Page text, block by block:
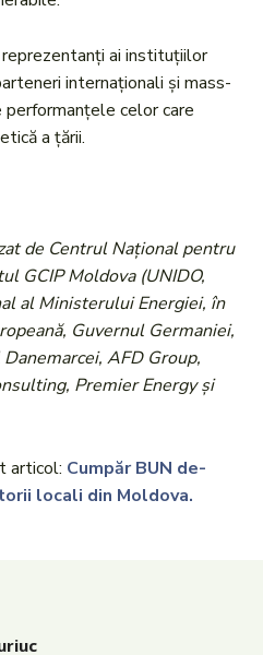
ai instituțiilor
internaționali și mass-
celor care
a țării.
de Centrul Național pentru
GCIP Moldova (UNIDO,
al Ministerului Energiei, în
Guvernul Germaniei,
AFD Group,
Premier Energy și
articol: Cumpăr BUN de-
locali din Moldova.